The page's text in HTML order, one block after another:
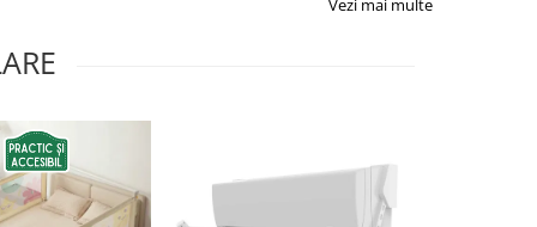
Vezi mai multe